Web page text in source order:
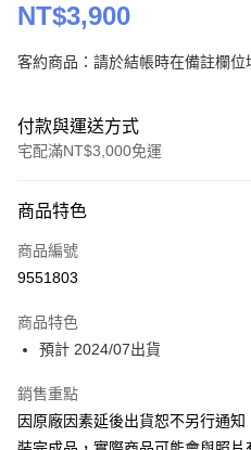
NT$3,900
客約商品：請於結帳時在備註欄位
付款與運送方式
宅配滿NT$3,000免運
信用卡一次付款
Apple Pay
全盈+PAY
大哥付你分期
相關說明
商品特色
商品編號
9551803
商品特色
預計 2024/07出貨
銷售重點
因原廠因素延後出貨恕不另行通